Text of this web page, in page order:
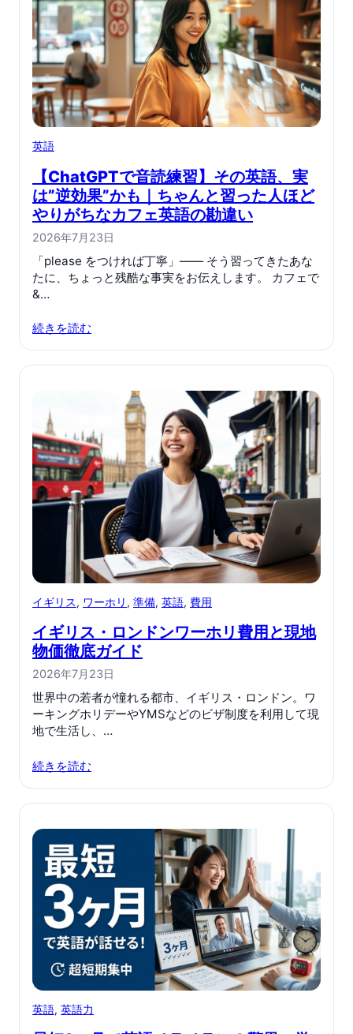
英語
【ChatGPTで音読練習】その英語、実
は”逆効果”かも｜ちゃんと習った人ほど
やりがちなカフェ英語の勘違い
2026年7月23日
「please をつければ丁寧」—— そう習ってきたあな
たに、ちょっと残酷な事実をお伝えします。 カフェで
&…
続きを読む
イギリス, ワーホリ , 準備, 英語, 費用
イギリス・ロンドンワーホリ費用と現地
物価徹底ガイド
2026年7月23日
世界中の若者が憧れる都市、イギリス・ロンドン。ワ
ーキングホリデーやYMSなどのビザ制度を利用して現
地で生活し、…
続きを読む
英語, 英語力